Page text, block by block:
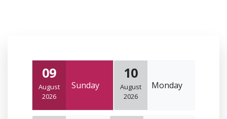
09
August
2026
Sunday
10
August
2026
Monday